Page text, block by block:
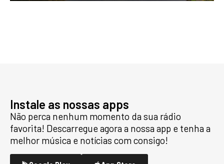
Instale as nossas apps
Não perca nenhum momento da sua rádio
favorita! Descarregue agora a nossa app e tenha a
melhor música e notícias com consigo!